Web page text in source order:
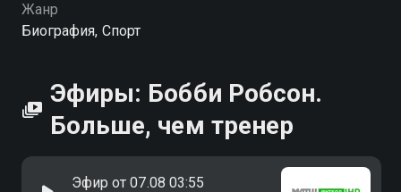
Жанр
Биография, Спорт
Эфиры: Бобби Робсон.
Больше, чем тренер
Эфир от 07.08 03:55